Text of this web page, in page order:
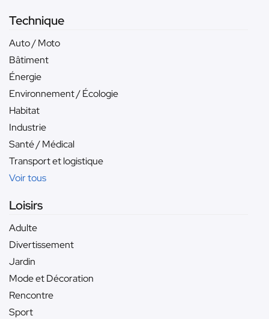
Technique
Auto / Moto
Bâtiment
Énergie
Environnement / Écologie
Habitat
Industrie
Santé / Médical
Transport et logistique
Voir tous
Loisirs
Adulte
Divertissement
Jardin
Mode et Décoration
Rencontre
Sport